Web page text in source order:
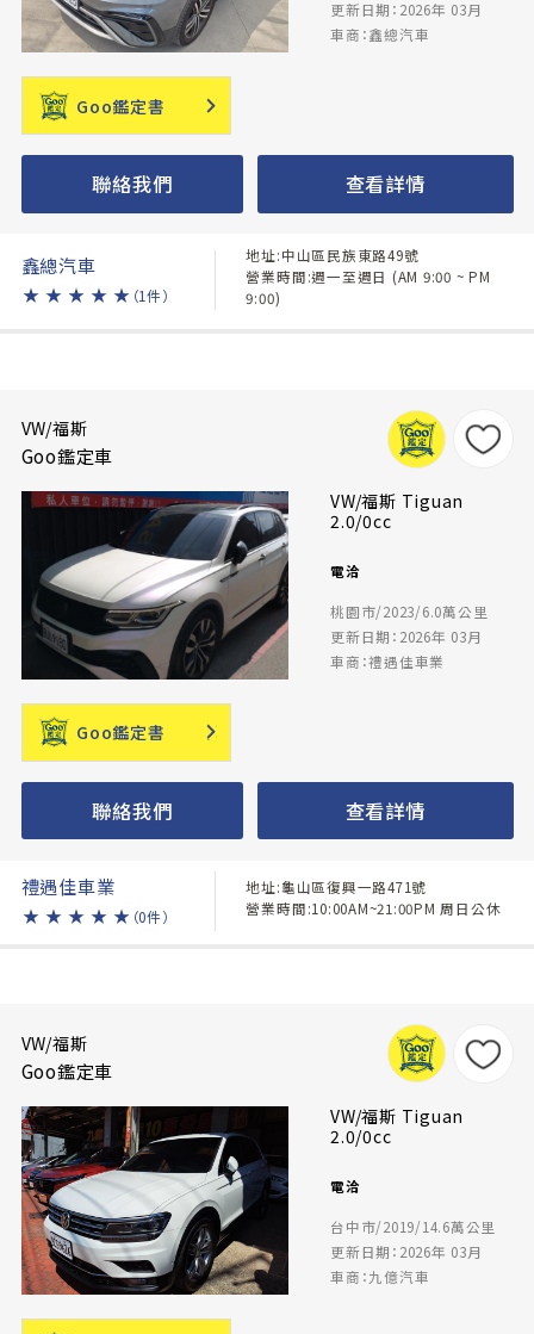
更新日期：2026年 03月
車商：鑫總汽車
Goo鑑定書
聯絡我們 查看詳情
鑫總汽車
★ ★ ★ ★ ★ （1件）
地址:中山區民族東路49號
營業時間:週一至週日 (AM 9:00 ~ PM
9:00)
VW/福斯
Goo鑑定車
VW/福斯 Tiguan
2.0/0cc
電洽
桃園市/2023/6.0萬公里
更新日期：2026年 03月
車商：禮遇佳車業
Goo鑑定書
聯絡我們 查看詳情
禮遇佳車業
★ ★ ★ ★ ★ （0件）
地址:龜山區復興一路471號
營業時間:10:00AM~21:00PM 周日公休
VW/福斯
Goo鑑定車
VW/福斯 Tiguan
2.0/0cc
電洽
台中市/2019/14.6萬公里
更新日期：2026年 03月
車商：九億汽車